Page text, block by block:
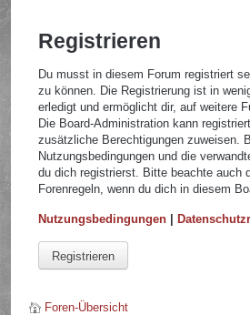
Registrieren
Du musst in diesem Forum registriert
zu können. Die Registrierung ist in
erledigt und ermöglicht dir, auf weitere
Die Board-Administration kann
zusätzliche Berechtigungen zuweisen.
Nutzungsbedingungen und die
du dich registrierst. Bitte beachte auch
Forenregeln, wenn du dich in diesem
Nutzungsbedingungen |
Registrieren
Foren-Übersicht